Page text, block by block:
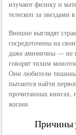
изучают физику и
телескоп за
Внешне выглядят
сосредоточены на
даже амимичны — не
говорят тихим
Они любители
пытаются найти
прочитанных книгах,
жизни.
Причины